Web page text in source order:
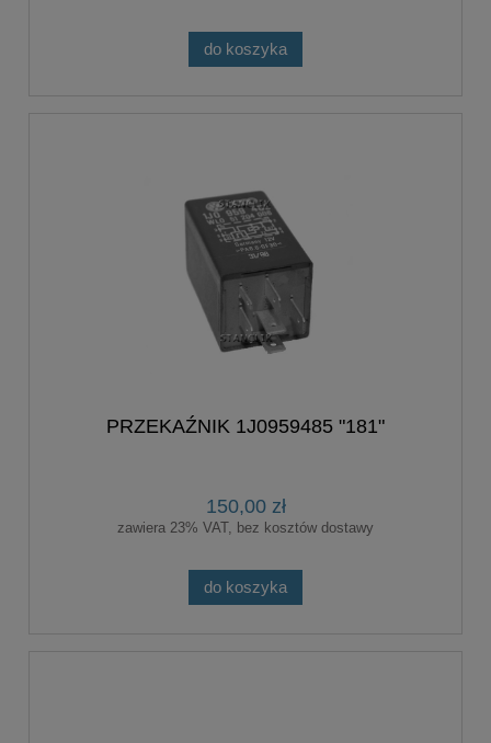
do koszyka
PRZEKAŹNIK 1J0959485 "181"
150,00 zł
zawiera 23% VAT, bez kosztów dostawy
do koszyka